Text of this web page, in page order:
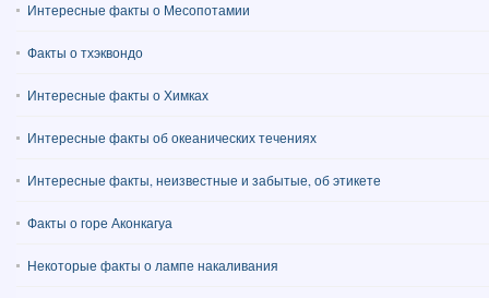
Интересные факты о Месопотамии
Факты о тхэквондо
Интересные факты о Химках
Интересные факты об океанических течениях
Интересные факты, неизвестные и забытые, об этикете
Факты о горе Аконкагуа
Некоторые факты о лампе накаливания